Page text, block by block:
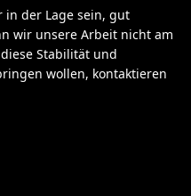
in der Lage sein, gut
wir unsere Arbeit nicht am
Stabilität und
wollen, kontaktieren